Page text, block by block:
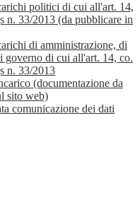
politici di cui all'art. 14,
n. 33/2013 (da pubblicare in
di amministrazione, di
governo di cui all'art. 14, co.
n. 33/2013
(documentazione da
sito web)
comunicazione dei dati